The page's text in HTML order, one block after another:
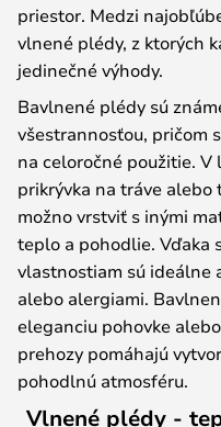
priestor. Medzi
vlnené plédy, z ktorých
jedinečné výhody.
Bavlnené plédy sú
všestrannosťou, pričom
na celoročné použitie. V
prikrývka na tráve alebo
možno vrstviť s inými
teplo a pohodlie. Vďaka
vlastnostiam sú ideálne
alebo alergiami.
eleganciu pohovke
prehozy pomáhajú
pohodlnú atmosféru.
Vlnené plédy -